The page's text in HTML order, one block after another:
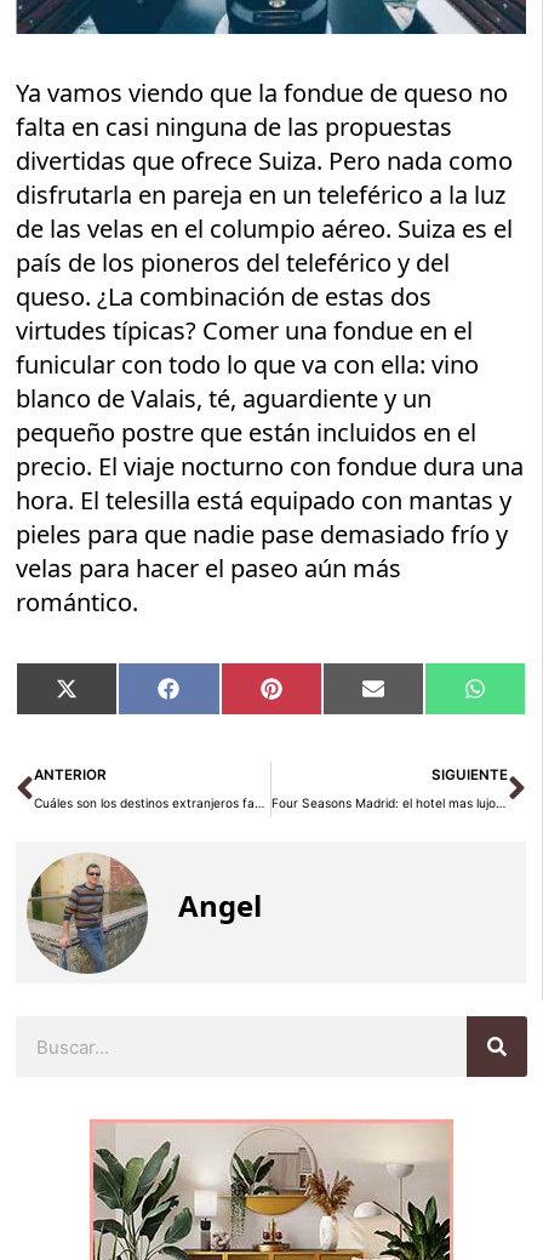
Ya vamos viendo que la fondue de queso no
falta en casi ninguna de las propuestas
divertidas que ofrece Suiza. Pero nada como
disfrutarla en pareja en un teleférico a la luz
de las velas en el columpio aéreo. Suiza es el
país de los pioneros del teleférico y del
queso. ¿La combinación de estas dos
virtudes típicas? Comer una fondue en el
funicular con todo lo que va con ella: vino
blanco de Valais, té, aguardiente y un
pequeño postre que están incluidos en el
precio. El viaje nocturno con fondue dura una
hora. El telesilla está equipado con mantas y
pieles para que nadie pase demasiado frío y
velas para hacer el paseo aún más
romántico.
Compartir
en
X
(Twitter)
Compartir
en
Facebook Compartir
en
Pinterest Compartir
en
Email
en
Ant
ANTERIOR
Cuáles son los destinos extranjeros favoritos por los españoles para pasar Navidad
SIGUIENTE
Four Seasons Madrid: el hotel mas lujoso de Madrid
Angel